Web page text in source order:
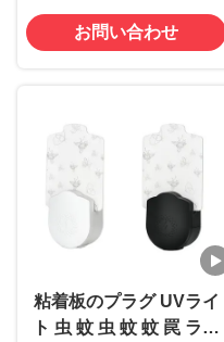
周辺 蚊 消滅
お問い合わせ
粘着板のプラグ UVライ
ト 虫 蚊 虫 蚊 蚊 罠 ラン